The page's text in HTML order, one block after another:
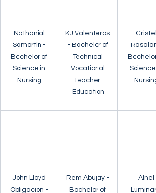
Nathanial
Samortin -
Bachelor of
Science in
Nursing
KJ Valenteros
- Bachelor of
Technical
Vocational
teacher
Education
Cristel
Science
Nursing
John Lloyd
Obligacion -
Rem Abujay -
Bachelor of
Alnel